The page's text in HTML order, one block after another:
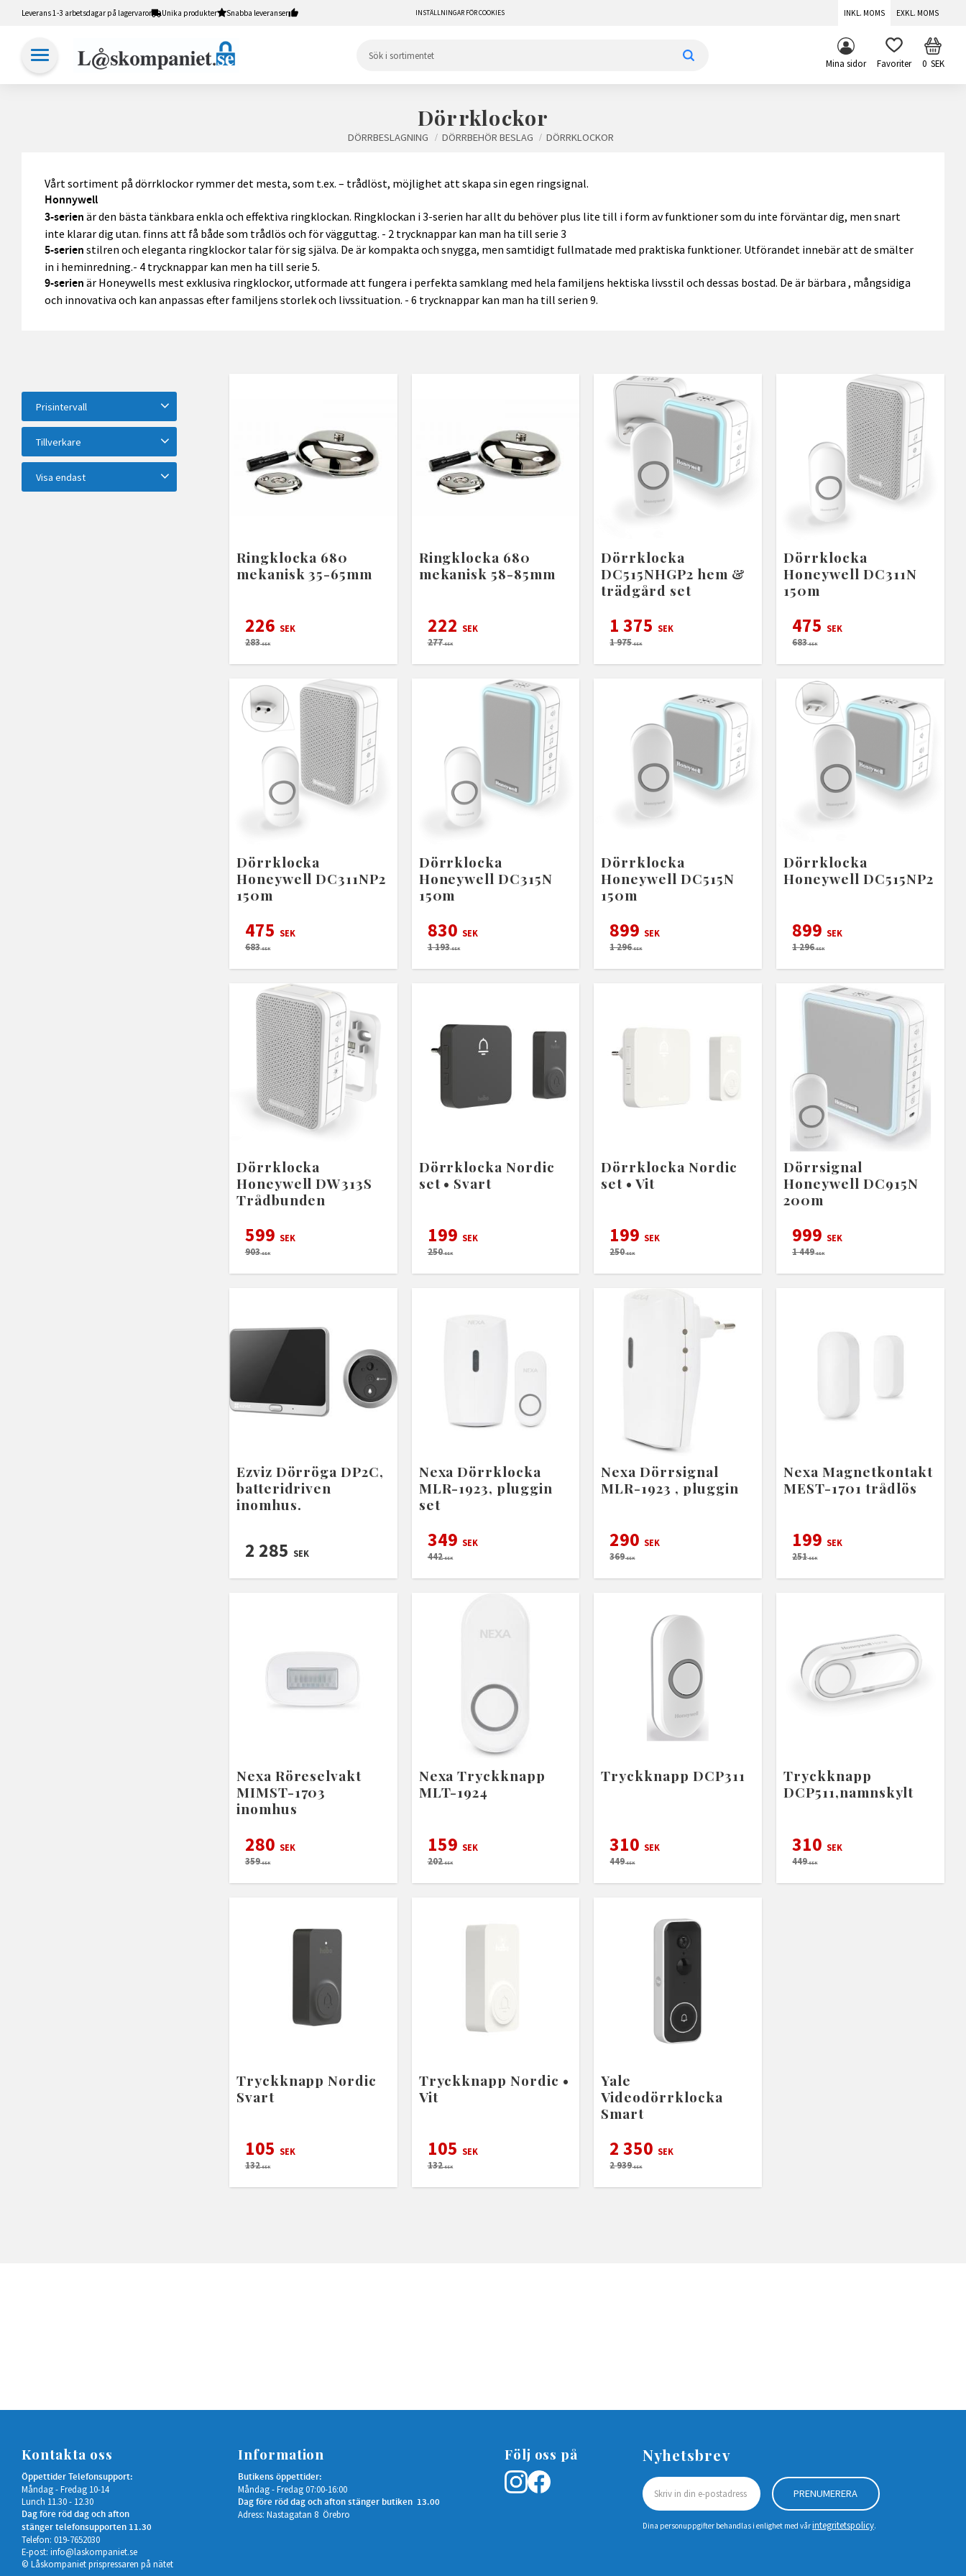
Leverans 1-3 arbetsdagar på lagervaror Unika produkter Snabba leveranser INSTÄLLNINGAR FÖR COOKIES INKL. MOMS EXKL. MOMS
Mina sidor FAVORITER 0SEK
Dörrklockor
DÖRRBESLAGNING DÖRRBEHÖR BESLAG DÖRRKLOCKOR
Vårt sortiment på dörrklockor rymmer det mesta, som t.ex. – trådlöst, möjlighet att skapa sin egen ringsignal.
Honnywell
3-serien är den bästa tänkbara enkla och effektiva ringklockan. Ringklockan i 3-serien har allt du behöver plus lite till i form av funktioner som du inte förväntar dig, men snart
inte klarar dig utan. finns att få både som trådlös och för vägguttag. - 2 trycknappar kan man ha till serie 3
5-serien stilren och eleganta ringklockor talar för sig själva. De är kompakta och snygga, men samtidigt fullmatade med praktiska funktioner. Utförandet innebär att de smälter
in i heminredning.- 4 trycknappar kan men ha till serie 5.
9-serien är Honeywells mest exklusiva ringklockor, utformade att fungera i perfekta samklang med hela familjens hektiska livsstil och dessas bostad. De är bärbara , mångsidiga
och innovativa och kan anpassas efter familjens storlek och livssituation. - 6 trycknappar kan man ha till serien 9.
Prisintervall
105 2 350
Tillverkare
EZVIZ 1 Habo
4
Honeywell
10
Visa endast
Ringklocka 680
mekanisk 35-65mm
226 SEK
283SEK
Ringklocka 680
mekanisk 58-85mm
222 SEK
277SEK
Dörrklocka
DC515NHGP2 hem &
trädgård set
1 375 SEK
1 975SEK
Dörrklocka
Honeywell DC311N
150m
475 SEK
683SEK
Dörrklocka
Honeywell DC311NP2
150m
475 SEK
683SEK
Dörrklocka
Honeywell DC315N
150m
830 SEK
1 193SEK
Dörrklocka
Honeywell DC515N
150m
899 SEK
1 296SEK
Dörrklocka
Honeywell DC515NP2
899 SEK
1 296SEK
Dörrklocka
Honeywell DW313S
Trådbunden
599 SEK
903SEK
Dörrklocka Nordic
set • Svart
199 SEK
250SEK
Dörrklocka Nordic
set • Vit
199 SEK
250SEK
Dörrsignal
Honeywell DC915N
200m
999 SEK
1 449SEK
Ezviz Dörröga DP2C,
batteridriven
inomhus.
2 285 SEK
Nexa Dörrklocka
MLR-1923, pluggin
set
349 SEK
442SEK
Nexa Dörrsignal
MLR-1923 , pluggin
290 SEK
369SEK
Nexa Magnetkontakt
MEST-1701 trådlös
199 SEK
251SEK
Nexa Röreselvakt
MIMST-1703
inomhus
280 SEK
359SEK
Nexa Tryckknapp
MLT-1924
159 SEK
202SEK
Tryckknapp DCP311
310 SEK
449SEK
Tryckknapp
DCP511,namnskylt
310 SEK
449SEK
Tryckknapp Nordic
Svart
105 SEK
132SEK
Tryckknapp Nordic •
Vit
105 SEK
132SEK
Yale
Videodörrklocka
Smart
2 350 SEK
2 939SEK
Kontakta oss
Öppettider Telefonsupport:
Måndag - Fredag 10-14
Lunch 11.30 - 12.30
Dag före röd dag och afton
stänger telefonsupporten 11.30
Telefon: 019-7652030
E-post: info@laskompaniet.se
© Låskompaniet prispressaren på nätet
Information
Butikens öppettider:
Måndag - Fredag 07:00-16:00
Dag före röd dag och afton stänger butiken 13.00
Adress: Nastagatan 8 Örebro
Följ oss på Nyhetsbrev
PRENUMERERA
Dina personuppgifter behandlas i enlighet med vårintegritetspolicy.